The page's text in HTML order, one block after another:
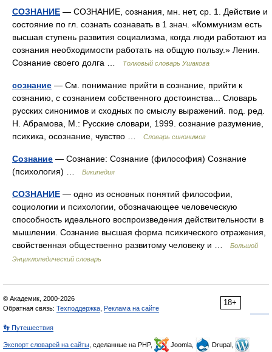
СОЗНАНИЕ — СОЗНАНИЕ, сознания, мн. нет, ср. 1. Действие и
состояние по гл. сознать сознавать в 1 знач. «Коммунизм есть
высшая ступень развития социализма, когда люди работают из
сознания необходимости работать на общую пользу.» Ленин.
Сознание своего долга …
Толковый словарь Ушакова
сознание — См. понимание прийти в сознание, прийти к
сознанию, с сознанием собственного достоинства... Словарь
русских синонимов и сходных по смыслу выражений. под. ред.
Н. Абрамова, М.: Русские словари, 1999. сознание разумение,
психика, осознание, чувство …
Словарь синонимов
Сознание — Сознание: Сознание (философия) Сознание
(психология) …
Википедия
СОЗНАНИЕ — одно из основных понятий философии,
социологии и психологии, обозначающее человеческую
способность идеального воспроизведения действительности в
мышлении. Сознание высшая форма психического отражения,
свойственная общественно развитому человеку и …
Большой
Энциклопедический словарь
18+
© Академик, 2000-2026
Обратная связь: Техподдержка Реклама на сайте
👣 Путешествия
Экспорт словарей на сайты , сделанные на PHP, Joomla,
Drupal,